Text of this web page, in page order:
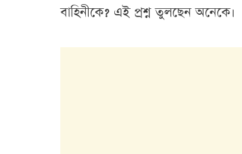
বাহিনীকে? এই প্রশ্ন তুলছেন অনেকে।